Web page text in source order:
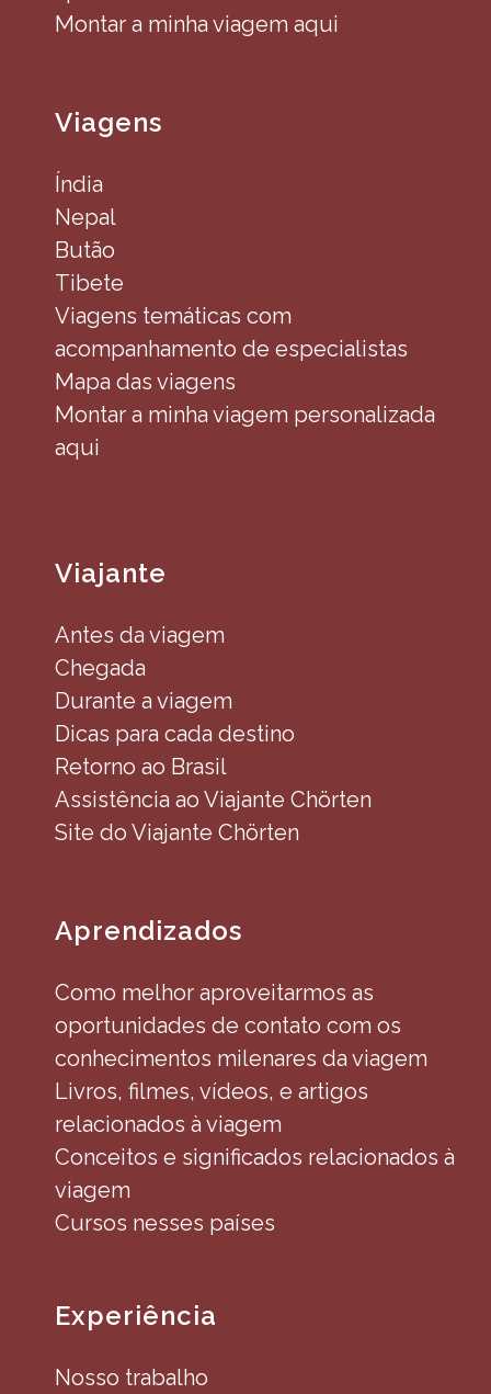
Montar a minha viagem aqui
Viagens
Índia
Nepal
Butão
Tibete
Viagens temáticas com
acompanhamento de especialistas
Mapa das viagens
Montar a minha viagem personalizada
aqui
Viajante
Antes da viagem
Chegada
Durante a viagem
Dicas para cada destino
Retorno ao Brasil
Assistência ao Viajante Chörten
Site do Viajante Chörten
Aprendizados
Como melhor aproveitarmos as
oportunidades de contato com os
conhecimentos milenares da viagem
Livros, filmes, vídeos, e artigos
relacionados à viagem
Conceitos e significados relacionados à
viagem
Cursos nesses países
Experiência
Nosso trabalho